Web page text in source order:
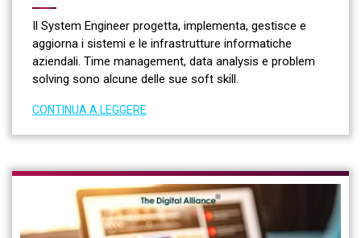
Il System Engineer progetta, implementa, gestisce e
aggiorna i sistemi e le infrastrutture informatiche
aziendali. Time management, data analysis e problem
solving sono alcune delle sue soft skill.
CONTINUA A LEGGERE